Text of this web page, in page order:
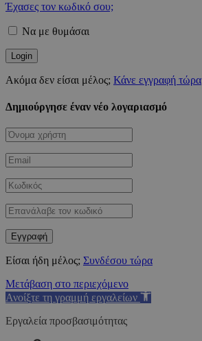
Έχασες τον κωδικό σου;
Να με θυμάσαι
Ακόμα δεν είσαι μέλος; Κάνε εγγραφή τώρα
Δημιούργησε έναν νέο λογαριασμό
Είσαι ήδη μέλος; Συνδέσου τώρα
Μετάβαση στο περιεχόμενο
Ανοίξτε τη γραμμή εργαλείων
Εργαλεία προσβασιμότητας